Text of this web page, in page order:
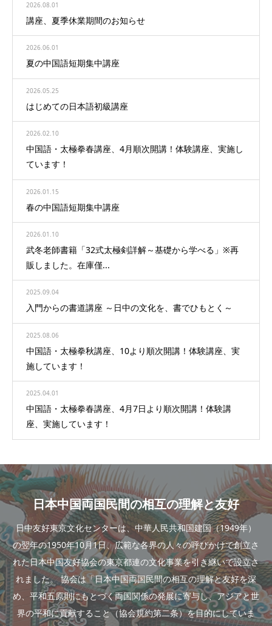
2026.08.01
講座、夏季休業期間のお知らせ
2026.06.01
夏の中国語短期集中講座
2026.05.25
はじめての日本語初級講座
2026.02.10
中国語・太極拳春講座、4月順次開講！体験講座、実施し
ています！
2026.01.15
春の中国語短期集中講座
2026.01.10
武冬老師書籍「32式太極剣詳解～基礎から学べる」※再
販しました。在庫僅...
2025.09.04
入門からの書道講座 ～日中の文化を、書でひもとく～
2025.08.06
中国語・太極拳秋講座、10より順次開講！体験講座、実
施しています！
2025.04.01
中国語・太極拳春講座、4月7日より順次開講！体験講
座、実施しています！
日本中国両国民間の相互の理解と友好
日中友好東京文化センターは、中華人民共和国建国（1949年）
の翌年の1950年10月1日、広範な各界の人々の呼びかけで創立さ
れた日本中国友好協会の東京都連の文化事業を引き継いで設立さ
れました。 協会は「日本中国両国民間の相互の理解と友好を深
め、平和五原則にもとづく両国関係の発展に寄与し、アジアと世
界の平和に貢献すること（協会規約第二条）を目的にしていま